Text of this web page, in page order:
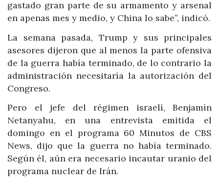
gastado gran parte de su armamento y arsenal
en apenas mes y medio, y China lo sabe”, indicó.
La semana pasada, Trump y sus principales
asesores dijeron que al menos la parte ofensiva
de la guerra había terminado, de lo contrario la
administración necesitaría la autorización del
Congreso.
Pero el jefe del régimen israelí, Benjamín
Netanyahu, en una entrevista emitida el
domingo en el programa 60 Minutos de CBS
News, dijo que la guerra no había terminado.
Según él, aún era necesario incautar uranio del
programa nuclear de Irán.